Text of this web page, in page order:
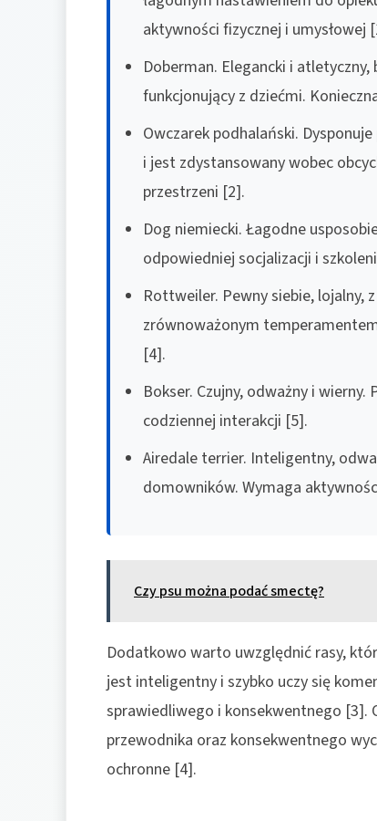
aktywności fizycznej i umysłowej
Doberman. Elegancki i
funkcjonujący z dziećmi.
Owczarek podhalański.
i jest zdystansowany wobec
przestrzeni [2].
Dog niemiecki. Łagodne
odpowiedniej socjalizacji i
Rottweiler. Pewny siebie,
zrównoważonym
[4].
Bokser. Czujny, odważny i
codziennej interakcji [5].
Airedale terrier. Inteligentny,
domowników. Wymaga
Czy psu można podać smectę?
Dodatkowo warto uwzględnić rasy,
jest inteligentny i szybko uczy się
sprawiedliwego i konsekwentnego [3].
przewodnika oraz konsekwentnego
ochronne [4].